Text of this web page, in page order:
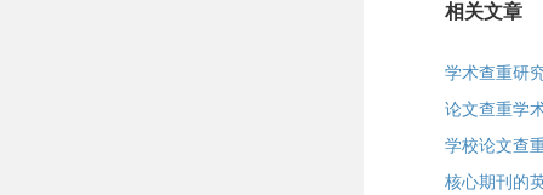
相关文章
学术查重研
论文查重学
学校论文查
核心期刊的